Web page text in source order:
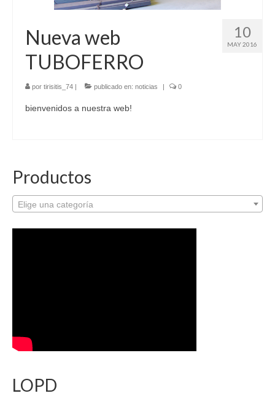
10
MAY 2016
Nueva web
TUBOFERRO
por tirisitis_74 | publicado en: noticias | 0
bienvenidos a nuestra web!
Productos
Elige una categoría
LOPD